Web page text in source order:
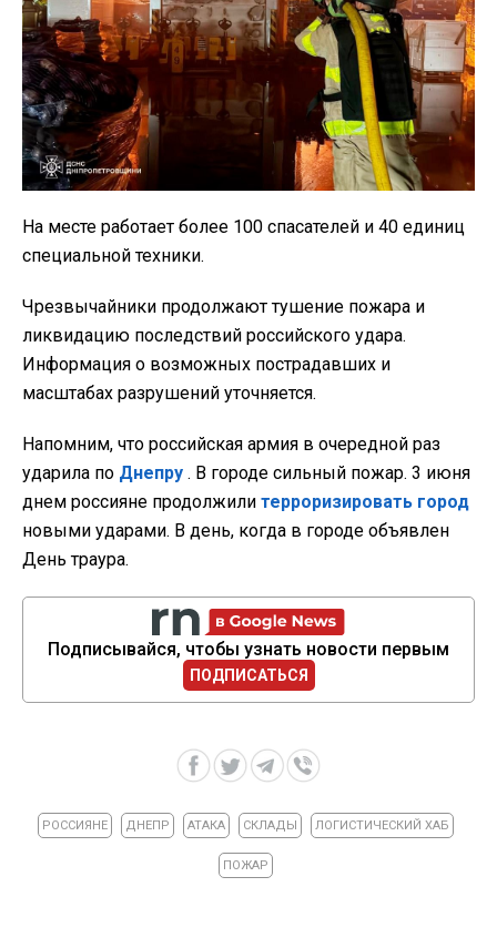
На месте работает более 100 спасателей и 40 единиц
специальной техники.
Чрезвычайники продолжают тушение пожара и
ликвидацию последствий российского удара.
Информация о возможных пострадавших и
масштабах разрушений уточняется.
Напомним, что российская армия в очередной раз
ударила по Днепру . В городе сильный пожар. 3 июня
днем россияне продолжили терроризировать город
новыми ударами. В день, когда в городе объявлен
День траура.
Подписывайся, чтобы узнать новости первым
ПОДПИСАТЬСЯ
РОССИЯНЕ ДНЕПР АТАКА СКЛАДЫ ЛОГИСТИЧЕСКИЙ ХАБ
ПОЖАР